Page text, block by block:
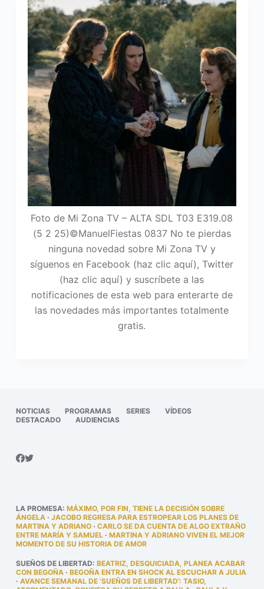
Foto de Mi Zona TV – ALTA SDL T03 E319.08
(5 2 25)©ManuelFiestas 0837 No te pierdas
ninguna novedad sobre Mi Zona TV y
síguenos en Facebook (haz clic aquí), Twitter
(haz clic aquí) y suscríbete a las
notificaciones de esta web para enterarte de
las novedades más importantes totalmente
gratis.
NOTICIAS PROGRAMAS SERIES
VÍDEOS
DESTACADO
AUDIENCIAS
LA PROMESA: MÁXIMO, POR FIN, TIENE LA DECISIÓN SOBRE
ÁNGELA· JACOBO REGRESA PARA ESTROPEAR LOS PLANES DE
MARTINA Y ADRIANO· CARLO SE DA CUENTA DE ALGO EXTRAÑO
ENTRE MARÍA Y SAMUEL· MARTINA Y ADRIANO VIVEN EL MEJOR
MOMENTO DE SU HISTORIA DE AMOR
SUEÑOS DE LIBERTAD: BEATRIZ, DESQUICIADA, PLANEA ACABAR
CON BEGOÑA· BEGOÑA ENTRA EN SHOCK AL ESCUCHAR A JULIA
· AVANCE SEMANAL DE ‘SUEÑOS DE LIBERTAD’: TASIO,